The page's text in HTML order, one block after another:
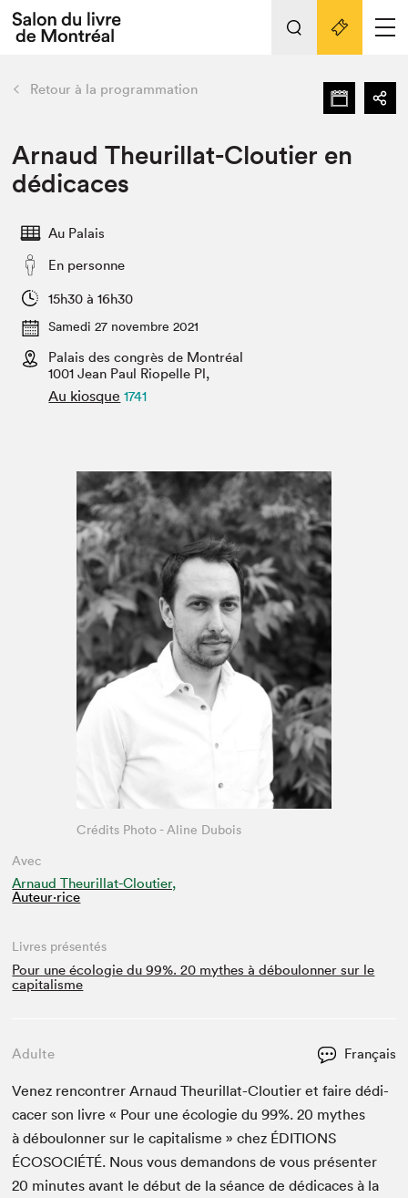
Espace médias
Espace exposant⋅e⋅s
Tout sur l'édition 2022
Actualités
Club de lecture Braindate
retour Nos activités
Édition 2022
Planifier sa visite
Nous connaître
Projets partenaires 2022
Archives
Liens pratiques
Retour à la programmation
Arnaud Theurillat-Cloutier en
dédicaces
Au Palais
En personne
15h30 à 16h30
Samedi 27 novembre 2021
Palais des congrès de Montréal
1001 Jean Paul Riopelle Pl,
Au kiosque 1741
Avec
Arnaud Theurillat-Cloutier,
Auteur·rice
Crédits Photo - Aline Dubois
Livres présentés
Pour une écologie du 99%. 20 mythes à déboulonner sur le
capitalisme
Adulte Français
Venez ren­con­tr­er Arnaud Theuril­lat-Clouti­er et faire dédi­
cac­er son livre « Pour une écolo­gie du99%.20 mythes
à déboulon­ner sur le cap­i­tal­isme » chez ÉDI­TIONS
ÉCOSO­CIÉTÉ. Nous vous deman­dons de vous présen­ter
20 min­utes avant le début de la séance de dédi­caces à la